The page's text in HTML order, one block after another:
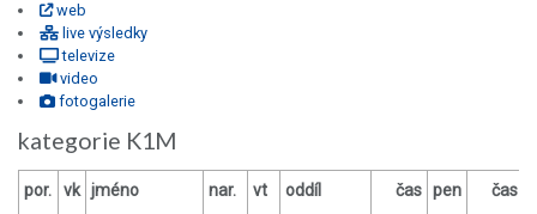
web
live výsledky
televize
video
fotogalerie
kategorie K1M
por. vk jméno nar. vt oddíl čas pen čas